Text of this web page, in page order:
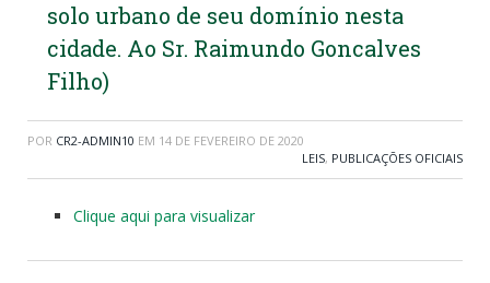
solo urbano de seu domínio nesta
cidade. Ao Sr. Raimundo Goncalves
Filho)
POR CR2-ADMIN10 EM 14 DE FEVEREIRO DE 2020
LEIS, PUBLICAÇÕES OFICIAIS
Clique aqui para visualizar